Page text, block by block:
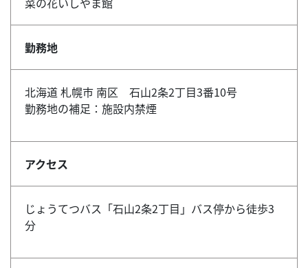
勤務地
北海道 札幌市 南区 石山2条2丁目3番10号
勤務地の補足：施設内禁煙
アクセス
じょうてつバス「石山2条2丁目」バス停から徒歩3
分